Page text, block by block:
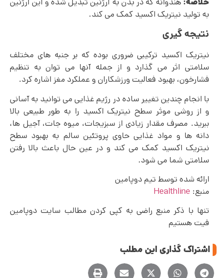
به تولید نیتریک اکسید کمک می کند.
نتیجه گیری
نیتریک اکسید ترکیبی ضروری بوده که بر جنبه‌ های مختلف
سلامتی اثر می گذارد و از جمله آنها می توان به تنظیم
فشارخون، بهبود فعالیت ورزشکاران و عملکرد مغز اشاره کرد.
با انجام چندین تغییر ساده در رژیم غذایی می توانید به آسانی
و از روشی موثر سطح نیتریک اکسید را به طور طبیعی بالا
ببرید. مصرف مقدار زیادی از سبزیجات، میوه‌ جات، آجیل‌ ها،
دانه ها و مواد غذایی حاوی پروتئین سالم به بهبود سطح
نیتریک اکسید کمک می کند و در عین حال باعث بالا رفتن
سلامتی شما می شود.
ارائه شده توسط تیم دوپامین
منبع:‌ Healthline
تنها با ذکر منبع راضی به کپی کردن مطالب سایت دوپامین
فیت هستیم
اشتراک گذاری این مطلب